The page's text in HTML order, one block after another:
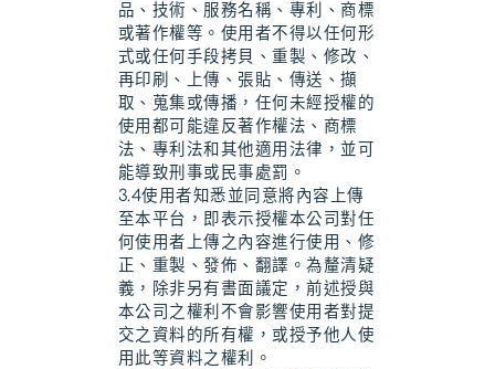
品、技術、服務名稱、專利、商標
或著作權等。使用者不得以任何形
式或任何手段拷貝、重製、修改、
再印刷、上傳、張貼、傳送、擷
取、蒐集或傳播，任何未經授權的
使用都可能違反著作權法、商標
法、專利法和其他適用法律，並可
能導致刑事或民事處罰。
3.4使用者知悉並同意將內容上傳
至本平台，即表示授權本公司對任
何使用者上傳之內容進行使用、修
正、重製、發佈、翻譯。為釐清疑
義，除非另有書面議定，前述授與
本公司之權利不會影響使用者對提
交之資料的所有權，或授予他人使
用此等資料之權利。